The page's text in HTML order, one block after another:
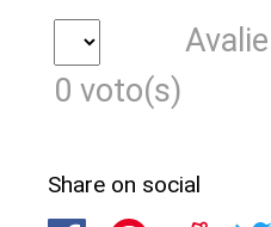
0 voto(s)
Share on social